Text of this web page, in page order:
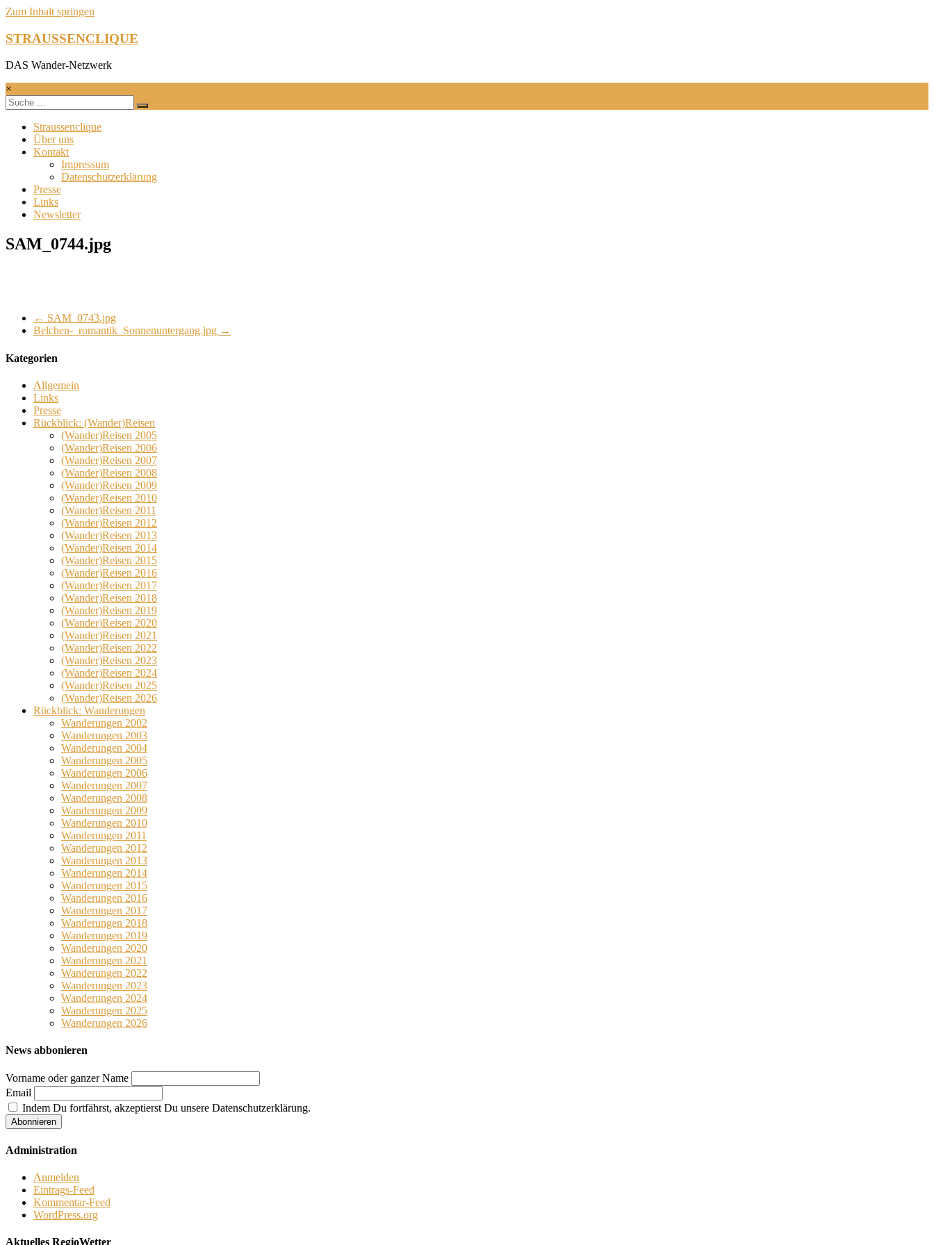
Zum Inhalt springen
STRAUSSENCLIQUE
DAS Wander-Netzwerk
×
Straussenclique
Über uns
Kontakt
Impressum
Datenschutzerklärung
Presse
Links
Newsletter
SAM_0744.jpg
← SAM_0743.jpg
Belchen-_romantik_Sonnenuntergang.jpg →
Kategorien
Allgemein
Links
Presse
Rückblick: (Wander)Reisen
(Wander)Reisen 2005
(Wander)Reisen 2006
(Wander)Reisen 2007
(Wander)Reisen 2008
(Wander)Reisen 2009
(Wander)Reisen 2010
(Wander)Reisen 2011
(Wander)Reisen 2012
(Wander)Reisen 2013
(Wander)Reisen 2014
(Wander)Reisen 2015
(Wander)Reisen 2016
(Wander)Reisen 2017
(Wander)Reisen 2018
(Wander)Reisen 2019
(Wander)Reisen 2020
(Wander)Reisen 2021
(Wander)Reisen 2022
(Wander)Reisen 2023
(Wander)Reisen 2024
(Wander)Reisen 2025
(Wander)Reisen 2026
Rückblick: Wanderungen
Wanderungen 2002
Wanderungen 2003
Wanderungen 2004
Wanderungen 2005
Wanderungen 2006
Wanderungen 2007
Wanderungen 2008
Wanderungen 2009
Wanderungen 2010
Wanderungen 2011
Wanderungen 2012
Wanderungen 2013
Wanderungen 2014
Wanderungen 2015
Wanderungen 2016
Wanderungen 2017
Wanderungen 2018
Wanderungen 2019
Wanderungen 2020
Wanderungen 2021
Wanderungen 2022
Wanderungen 2023
Wanderungen 2024
Wanderungen 2025
Wanderungen 2026
News abbonieren
Vorname oder ganzer Name
Email
Indem Du fortfährst, akzeptierst Du unsere Datenschutzerklärung.
Administration
Anmelden
Eintrags-Feed
Kommentar-Feed
WordPress.org
Aktuelles RegioWetter